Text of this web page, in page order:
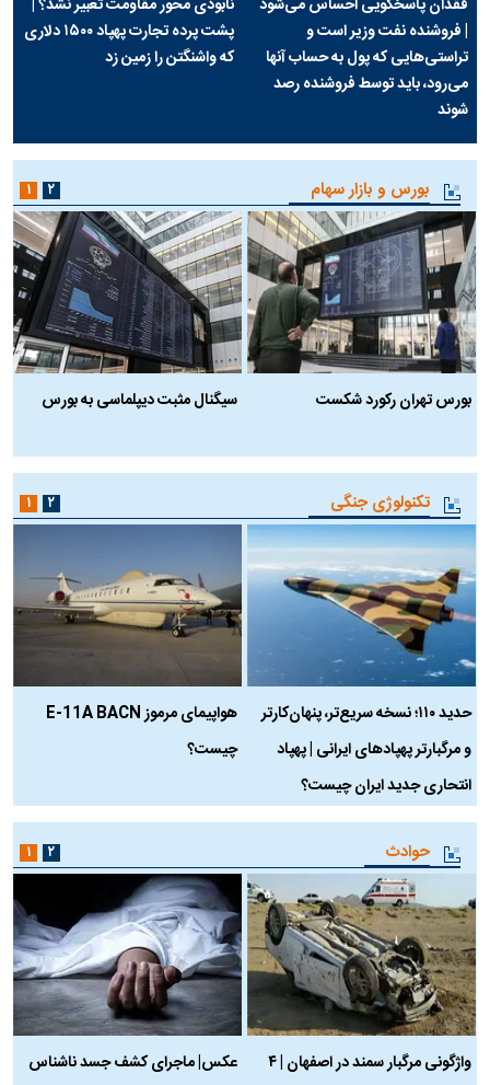
فقدان پاسخگویی احساس می‌شود
| فروشنده نفت وزیر است و
تراستی‌هایی که پول به حساب آنها
می‌رود، باید توسط فروشنده رصد
شوند
نابودی محور مقاومت تعبیر نشد؟ |
پشت پرده تجارت پهپاد‌ ۱۵۰۰ دلاری
که واشنگتن را زمین زد
بورس و بازار سهام
بورس تهران رکورد شکست
سیگنال مثبت دیپلماسی به بورس
۱ ۲
تکنولوژی جنگی
حدید ۱۱۰؛ نسخه سریع‌تر، پنهان‌کارتر
و مرگبارتر پهپادهای ایرانی | پهپاد
انتحاری جدید ایران چیست؟
هواپیمای مرموز E-11A BACN
چیست؟
۱ ۲
حوادث
واژگونی مرگبار سمند در اصفهان | ۴
عکس| ماجرای کشف جسد ناشناس
۱ ۲